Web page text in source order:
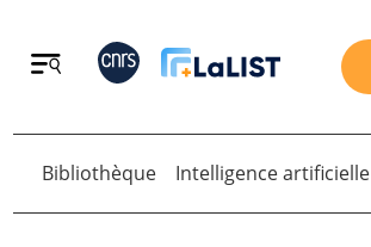
Retour
Retour
Bibliothèque Intelligence artificielle